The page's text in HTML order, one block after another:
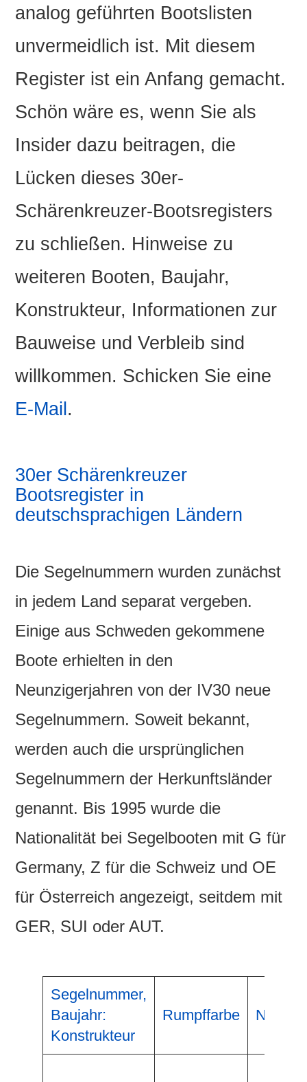
analog geführten Bootslisten
unvermeidlich ist. Mit diesem
Register ist ein Anfang gemacht.
Schön wäre es, wenn Sie als
Insider dazu beitragen, die
Lücken dieses 30er-
Schärenkreuzer-Bootsregisters
zu schließen. Hinweise zu
weiteren Booten, Baujahr,
Konstrukteur, Informationen zur
Bauweise und Verbleib sind
willkommen. Schicken Sie eine
E-Mail .
30er Schärenkreuzer
Bootsregister in
deutschsprachigen Ländern
Die Segelnummern wurden zunächst
in jedem Land separat vergeben.
Einige aus Schweden gekommene
Boote erhielten in den
Neunzigerjahren von der IV30 neue
Segelnummern. Soweit bekannt,
werden auch die ursprünglichen
Segelnummern der Herkunftsländer
genannt. Bis 1995 wurde die
Nationalität bei Segelbooten mit G für
Germany, Z für die Schweiz und OE
für Österreich angezeigt, seitdem mit
GER, SUI oder AUT.
Segelnummer,
Baujahr:
Konstrukteur
Rumpffarbe Name